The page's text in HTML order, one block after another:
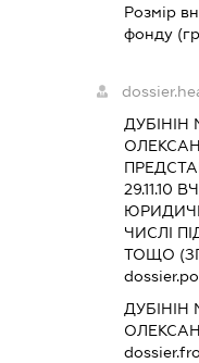
Розмір
фонду
29.11.10
ЧИСЛІ
ТОЩО